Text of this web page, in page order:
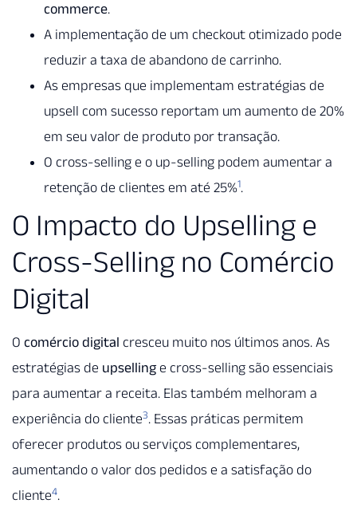
commerce.
A implementação de um checkout otimizado pode
reduzir a taxa de abandono de carrinho.
As empresas que implementam estratégias de
upsell com sucesso reportam um aumento de 20%
em seu valor de produto por transação.
O cross-selling e o up-selling podem aumentar a
retenção de clientes em até 25%1.
O Impacto do Upselling e
Cross-Selling no Comércio
Digital
O comércio digital cresceu muito nos últimos anos. As
estratégias de upsellinge cross-selling são essenciais
para aumentar a receita. Elas também melhoram a
experiência do cliente3. Essas práticas permitem
oferecer produtos ou serviços complementares,
aumentando o valor dos pedidos e a satisfação do
cliente4.